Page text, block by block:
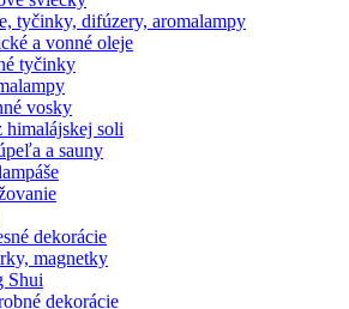
tyčinky, difúzery, aromalampy
a vonné oleje
tyčinky
vosky
himalájskej soli
a sauny
dekorácie
magnetky
Shui
dekorácie